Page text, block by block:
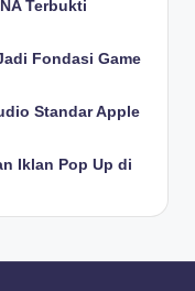
Terbukti
Fondasi Game
Standar Apple
Iklan Pop Up di